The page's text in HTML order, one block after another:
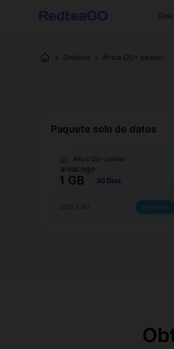
> Destinos > África (20+ países)
Paquete solo de datos
África (20+ países)
1 GB 30 Días
USD 8.80 Detalles